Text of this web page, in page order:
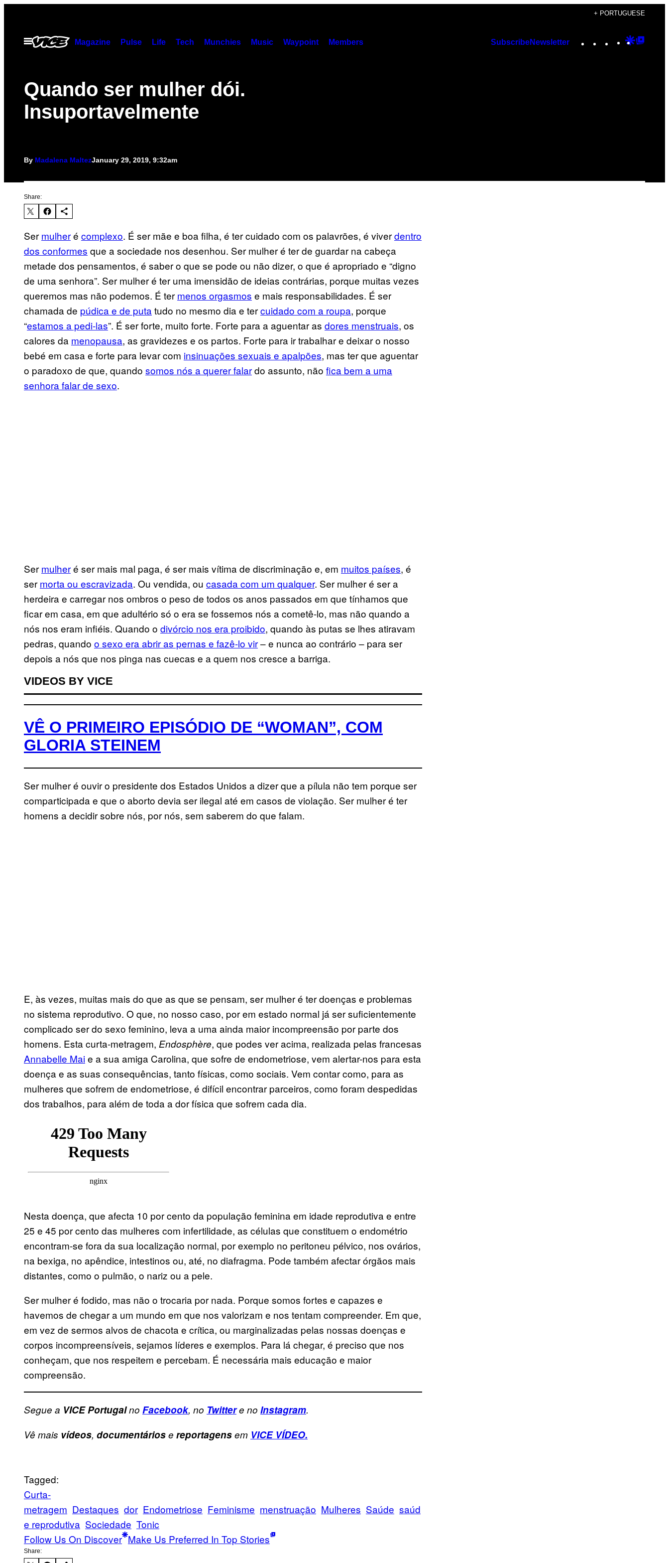
content
+ PORTUGUESE
Open
Menu
Magazine Pulse Life Tech Munchies Music Waypoint Members SubscribeNewsletter Instagram
TikTok
YouTube
Google
Quando ser mulher dói.
Insuportavelmente
By Madalena MaltezJanuary 29, 2019, 9:32am
Share:
Ser mulheré complexo. É ser mãe e boa filha, é ter cuidado com os palavrões, é viverdentro
dos conformes que a sociedade nos desenhou. Ser mulher é ter de guardar na cabeça
metade dos pensamentos, é saber o que se pode ou não dizer, o que é apropriado e “digno
de uma senhora”. Ser mulher é ter uma imensidão de ideias contrárias, porque muitas vezes
queremos mas não podemos. É ter menos orgasmos e mais responsabilidades. É ser
chamada de púdica e de puta tudo no mesmo dia e tercuidado com a roupa, porque
“estamos a pedi-las”. É ser forte, muito forte. Forte para a aguentar as dores menstruais, os
calores da menopausa, as gravidezes e os partos. Forte para ir trabalhar e deixar o nosso
bebé em casa e forte para levar com insinuações sexuais e apalpões, mas ter que aguentar
o paradoxo de que, quando somos nós a querer falardo assunto, não fica bem a uma
senhora falar de sexo.
Ser mulheré ser mais mal paga, é ser mais vítima de discriminação e, em muitos países, é
ser morta ou escravizada. Ou vendida, ou casada com um qualquer. Ser mulher é ser a
herdeira e carregar nos ombros o peso de todos os anos passados em que tínhamos que
ficar em casa, em que adultério só o era se fossemos nós a cometê-lo, mas não quando a
nós nos eram infiéis. Quando o divórcio nos era proibido, quando às putas se lhes atiravam
pedras, quando o sexo era abrir as pernas e fazê-lo vir– e nunca ao contrário – para ser
depois a nós que nos pinga nas cuecas e a quem nos cresce a barriga.
VIDEOS BY VICE
VÊ O PRIMEIRO EPISÓDIO DE “WOMAN”, COM
GLORIA STEINEM
Ser mulher é ouvir o presidente dos Estados Unidos a dizer que a pílula não tem porque ser
comparticipada e que o aborto devia ser ilegal até em casos de violação. Ser mulher é ter
homens a decidir sobre nós, por nós, sem saberem do que falam.
E, às vezes, muitas mais do que as que se pensam, ser mulher é ter doenças e problemas
no sistema reprodutivo. O que, no nosso caso, por em estado normal já ser suficientemente
complicado ser do sexo feminino, leva a uma ainda maior incompreensão por parte dos
homens. Esta curta-metragem, Endosphère, que podes ver acima, realizada pelas francesas
Annabelle Maie a sua amiga Carolina, que sofre de endometriose, vem alertar-nos para esta
doença e as suas consequências, tanto físicas, como sociais. Vem contar como, para as
mulheres que sofrem de endometriose, é difícil encontrar parceiros, como foram despedidas
dos trabalhos, para além de toda a dor física que sofrem cada dia.
Nesta doença, que afecta 10 por cento da população feminina em idade reprodutiva e entre
25 e 45 por cento das mulheres com infertilidade, as células que constituem o endométrio
encontram-se fora da sua localização normal, por exemplo no peritoneu pélvico, nos ovários,
na bexiga, no apêndice, intestinos ou, até, no diafragma. Pode também afectar órgãos mais
distantes, como o pulmão, o nariz ou a pele.
Ser mulher é fodido, mas não o trocaria por nada. Porque somos fortes e capazes e
havemos de chegar a um mundo em que nos valorizam e nos tentam compreender. Em que,
em vez de sermos alvos de chacota e crítica, ou marginalizadas pelas nossas doenças e
corpos incompreensíveis, sejamos líderes e exemplos. Para lá chegar, é preciso que nos
conheçam, que nos respeitem e percebam. É necessária mais educação e maior
compreensão.
Segue a VICE Portugalno Facebook, no Twittere no Instagram.
Vê mais vídeos, documentáriose reportagensem VICE VÍDEO.
Tagged:
Curta-
metragem Destaques dor Endometriose Feminisme menstruação Mulheres Saúde saúd
e reprodutiva Sociedade Tonic
Follow Us On Discover Make Us Preferred In Top Stories
Share: